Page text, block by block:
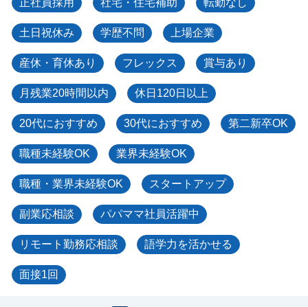
土日祝休み 学歴不問 上場企業
産休・育休あり フレックス 賞与あり
月残業20時間以内 休日120日以上
20代におすすめ 30代におすすめ 第二新卒OK
職種未経験OK 業界未経験OK
職種・業界未経験OK スタートアップ
副業応相談 パパママ社員活躍中
リモート勤務応相談 語学力を活かせる
面接1回